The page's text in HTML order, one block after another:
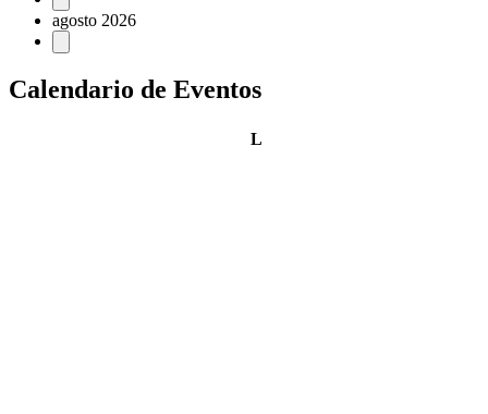
agosto 2026
Calendario de Eventos
Llunes